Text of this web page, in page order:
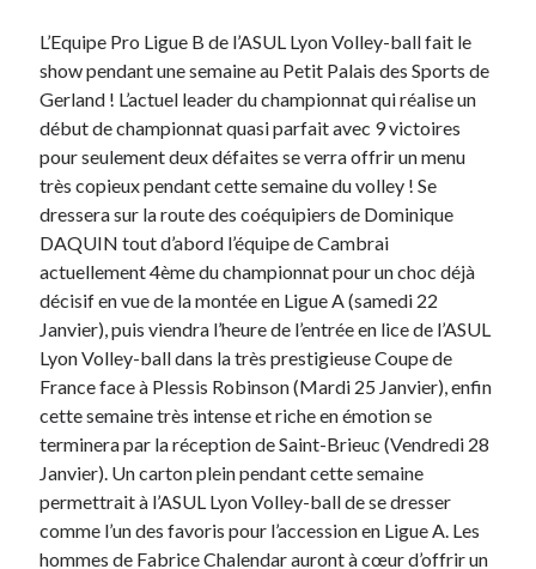
personnelle
Commentaires récents
Entretien ménagerdansT’as vu quoi ? #52
JF dansC’était pas mieux avant… à Lyon
littleceltdansComment j’ai opéré ma vélorution toute personnelle
Anthony dansComment j’ai opéré ma vélorution toute personnelle
Renaud DucherdansComment j’ai opéré ma vélorution toute
personnelle
On parle de quoi ?
A Lyon
Bon plan du dimanche
Coup de coeur
Engagé
L’Equipe Pro Ligue B de l’ASUL Lyon Volley-ball fait le
show pendant une semaine au Petit Palais des Sports de
Gerland ! L’actuel leader du championnat qui réalise un
début de championnat quasi parfait avec 9 victoires
pour seulement deux défaites se verra offrir un menu
très copieux pendant cette semaine du volley ! Se
dressera sur la route des coéquipiers de Dominique
DAQUIN tout d’abord l’équipe de Cambrai
actuellement 4ème du championnat pour un choc déjà
décisif en vue de la montée en Ligue A (samedi 22
Janvier), puis viendra l’heure de l’entrée en lice de l’ASUL
Lyon Volley-ball dans la très prestigieuse Coupe de
France face à Plessis Robinson (Mardi 25 Janvier), enfin
cette semaine très intense et riche en émotion se
terminera par la réception de Saint-Brieuc (Vendredi 28
Janvier). Un carton plein pendant cette semaine
permettrait à l’ASUL Lyon Volley-ball de se dresser
comme l’un des favoris pour l’accession en Ligue A. Les
hommes de Fabrice Chalendar auront à cœur d’offrir un